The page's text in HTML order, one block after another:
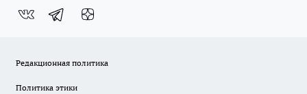
Редакционная политика
Политика этики